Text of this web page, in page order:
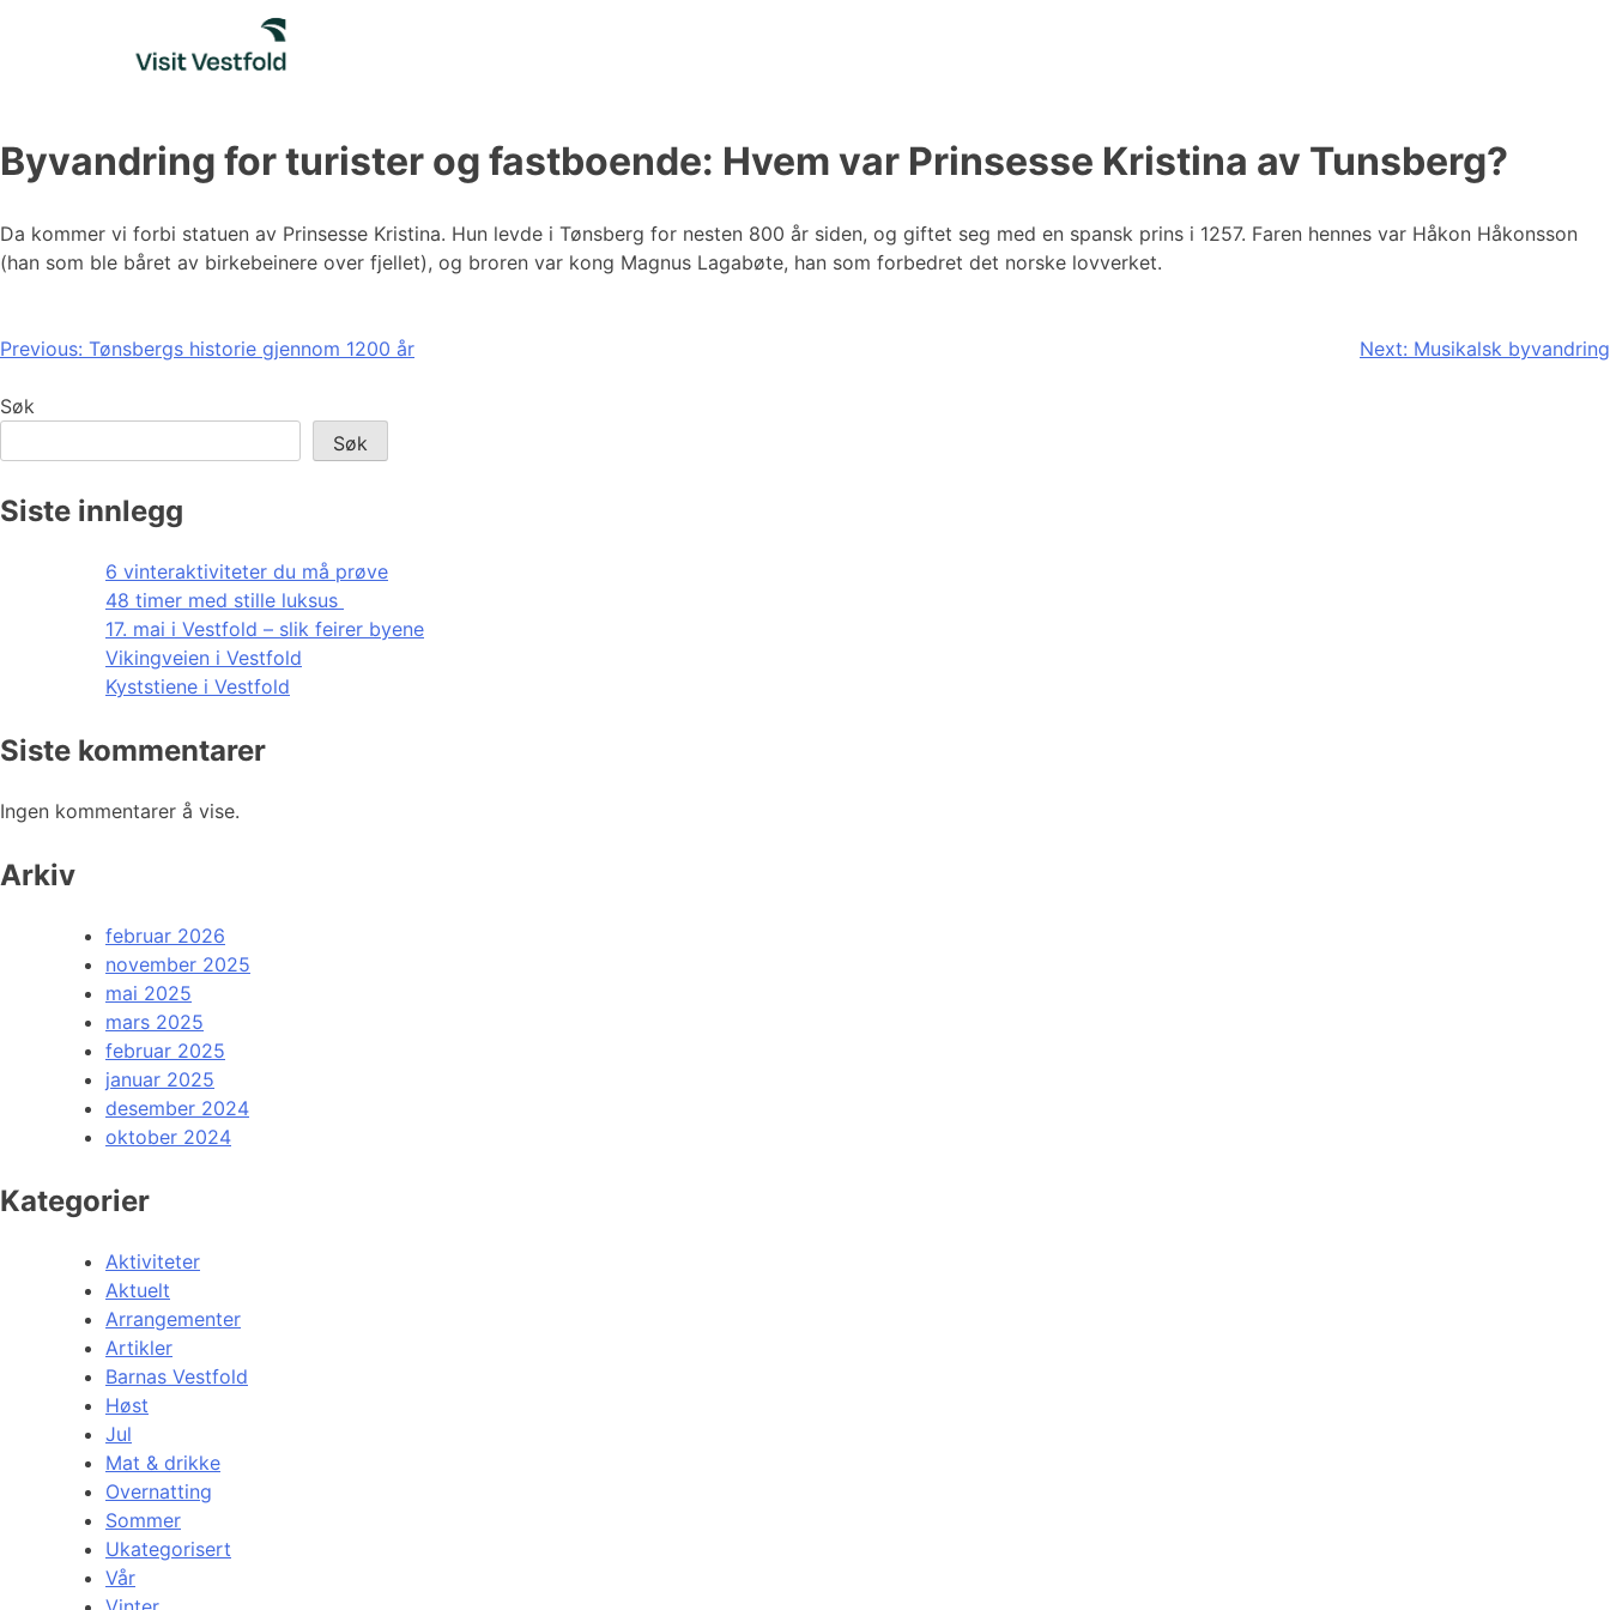
Byvandring for turister og fastboende: Hvem var Prinsesse Kristina av Tunsberg?
Da kommer vi forbi statuen av Prinsesse Kristina. Hun levde i Tønsberg for nesten 800 år siden, og giftet seg med en spansk prins i 1257. Faren hennes var Håkon Håkonsson
(han som ble båret av birkebeinere over fjellet), og broren var kong Magnus Lagabøte, han som forbedret det norske lovverket.
Innleggsnavigasjon
Previous: Tønsbergs historie gjennom 1200 år Next: Musikalsk byvandring
Søk
Søk
Siste innlegg
6 vinteraktiviteter du må prøve
48 timer med stille luksus
17. mai i Vestfold – slik feirer byene
Vikingveien i Vestfold
Kyststiene i Vestfold
Siste kommentarer
Ingen kommentarer å vise.
Arkiv
februar 2026
november 2025
mai 2025
mars 2025
februar 2025
januar 2025
desember 2024
oktober 2024
Kategorier
Aktiviteter
Aktuelt
Arrangementer
Artikler
Barnas Vestfold
Høst
Jul
Mat & drikke
Overnatting
Sommer
Ukategorisert
Vår